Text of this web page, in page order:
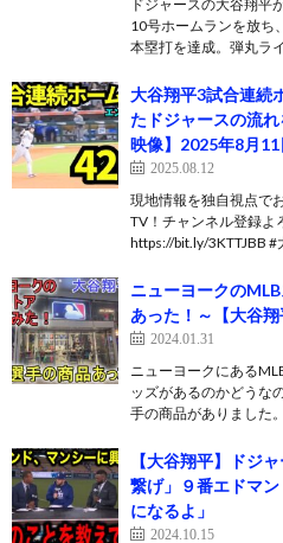
ドジャースの大谷翔平
10号ホームランを放ち
本塁打を達成。弾丸ラ
大谷翔平3試合連続
たドジャースの流
映像】2025年8月
2025.08.12
現地情報を独自視点で
TV！チャンネル登録よ
https://bit.ly/3KTTJBB
ニューヨークの
あった！～【大谷翔
2024.01.31
ニューヨークにある
ッズがあるのかどうな
手の商品がありました
【大谷翔平】ドジ
繋げ」９番エドマ
になるよ」
2024.10.15